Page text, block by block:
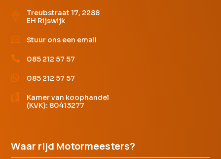

Treubstraat 17, 2288
EH Rijswijk
 Stuur ons een email
 085 212 57 57
 085 212 57 57

Kamer van koophandel
(KVK): 80413277
Waar rijd Motormeesters?